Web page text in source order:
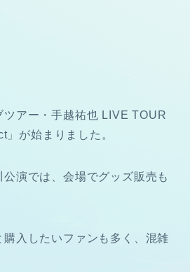
ツアー・手越祐也 LIVE TOUR
が始まりました。
演では、会場でグッズ販売も
購入したいファンも多く、混雑